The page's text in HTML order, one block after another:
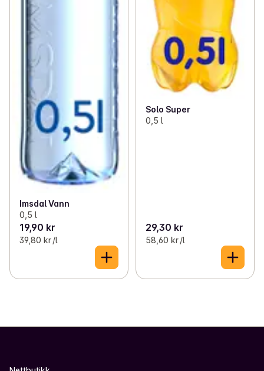
Imsdal Vann
0,5 l
19,90 kr
39,80 kr /l
Solo Super
0,5 l
29,30 kr
58,60 kr /l